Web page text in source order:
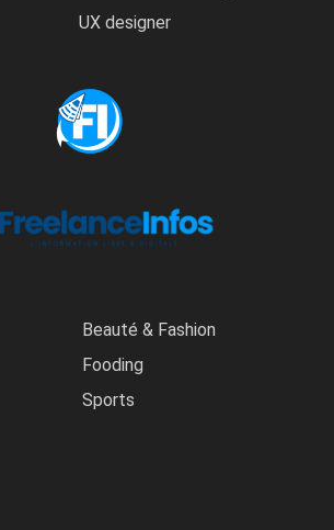
UX designer
Beauté & Fashion
Fooding
Sports